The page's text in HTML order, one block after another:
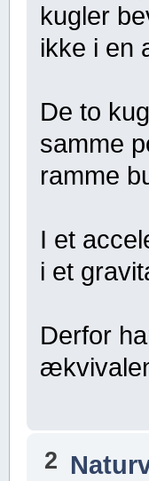
kugler
ikke i en
De to
samme
ramme
I et
i et
Derfor
2